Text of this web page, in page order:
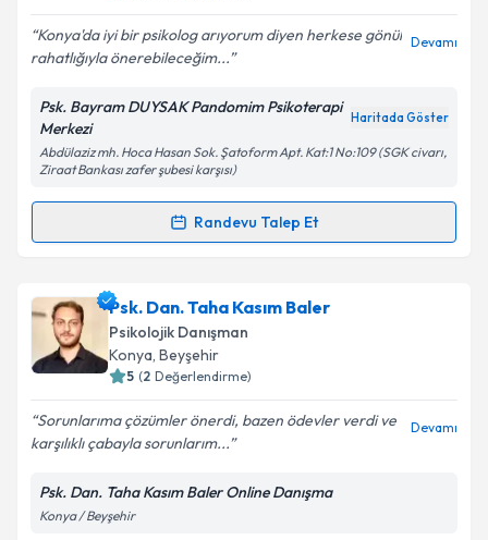
E-posta Adresiniz
Metni'ni okudum ve kişisel verilerimin belirtilen
kapsamda işlenmesini kabul ediyorum.
Takvim Talebini Gönder
Konya'da iyi bir psikolog arıyorum diyen herkese gönül
rahatlığıyla önerebileceğim...
Devamı
Psk. Bayram DUYSAK Pandomim Psikoterapi
Merkezi
Haritada Göster
Abdülaziz mh. Hoca Hasan Sok. Şatoform Apt. Kat:1 No:109 (SGK civarı,
Ziraat Bankası zafer şubesi karşısı)
Randevu Talep Et
Randevu Takvimi Talebi
Uzm. Psk. Bayram Duysakiçin randevu takvimi
talebi oluşturun. Size bu uzmandan randevu almanız
için bir takvim hazırlandığında e-posta ile
bilgilendireceğiz.
E-posta Adresiniz
Kişisel verilerimin işlenmesine ilişkin
Psk. Dan. Taha Kasım Baler
Psikolojik Danışman
Konya, Beyşehir
5 (2 Değerlendirme)
Sorunlarıma çözümler önerdi, bazen ödevler verdi ve
karşılıklı çabayla sorunlarım...
Devamı
Psk. Dan. Taha Kasım Baler Online Danışma
Konya / Beyşehir